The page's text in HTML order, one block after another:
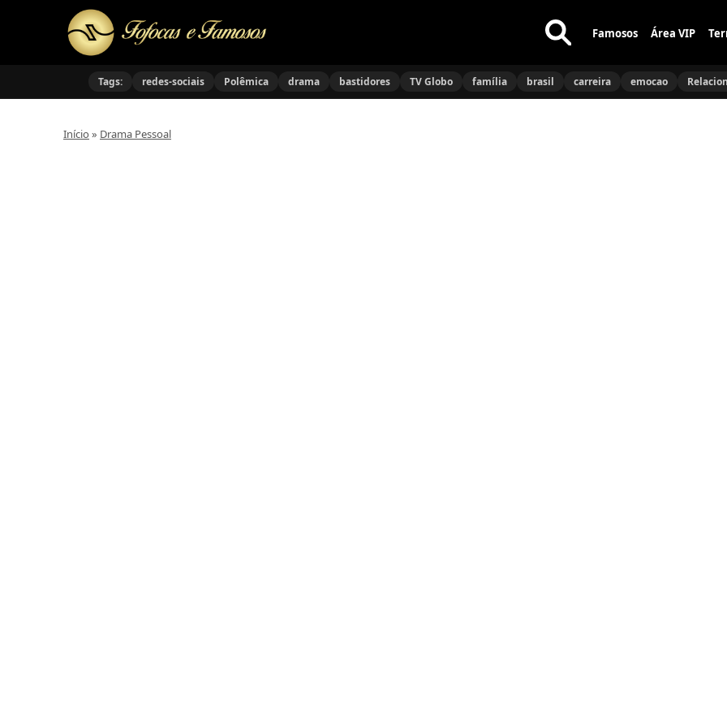
Buscar
no
Famosos Área VIP
Tags: redes-sociais Polêmica drama bastidores TV Globo família brasil carreira emocao
Início » Drama Pessoal